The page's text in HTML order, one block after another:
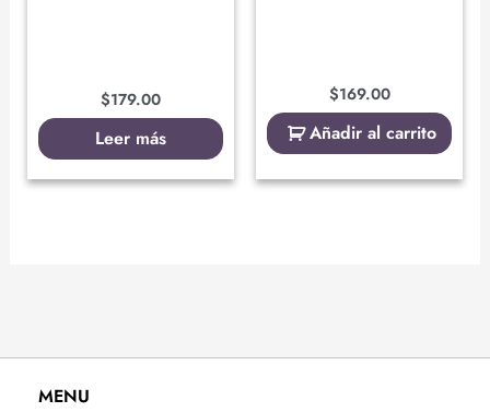
$179.00
Leer más
$169.00
Añadir al carrito
MENU